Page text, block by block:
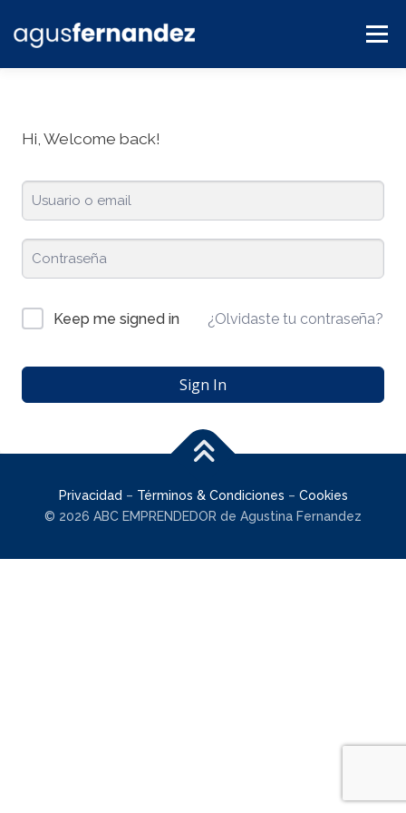
Menú
Hi, Welcome back!
Keep me signed in ¿Olvidaste tu contraseña?
Sign In
Privacidad – Términos & Condiciones – Cookies
© 2026 ABC EMPRENDEDOR de Agustina Fernandez